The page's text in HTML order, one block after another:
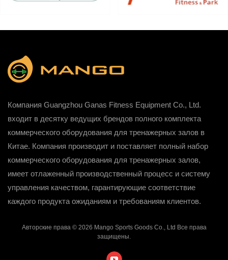
Компания Guangzhou Ganas Fitness Equipment Co., Ltd.
входит в десятку ведущих брендов полного комплекта
коммерческого оборудования для тренажерных залов в
Китае. Компания производит и поставляет полный набор
коммерческого оборудования для тренажерных залов,
имеет отлаженный производственный процесс и систему
управления качеством, гарантирующие соответствие
каждого продукта ожиданиям и требованиям клиентов.
Авторские права © 2026 Mango Sports Goods Co., Ltd Все права
защищены.